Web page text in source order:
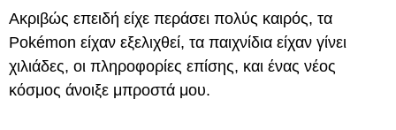
Ακριβώς επειδή είχε περάσει πολύς καιρός, τα
Pokémon είχαν εξελιχθεί, τα παιχνίδια είχαν γίνει
χιλιάδες, οι πληροφορίες επίσης, και ένας νέος
κόσμος άνοιξε μπροστά μου.